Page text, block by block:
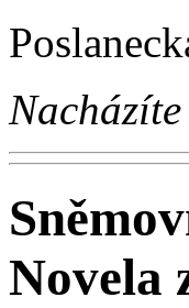
Nacházíte
Novela